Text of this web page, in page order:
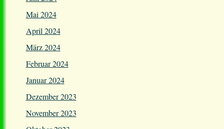
Mai 2024
April 2024
März 2024
Februar 2024
Januar 2024
Dezember 2023
November 2023